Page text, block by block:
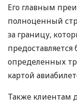
Его главным
полноценный
за границу,
определенных
картой
Также клиентам